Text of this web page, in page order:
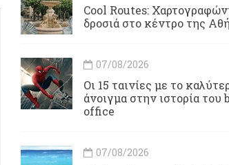
Cool Routes:
δροσιά στο κέντρο της
07/08/2026
Οι 15 ταινίες με το
άνοιγμα στην ιστορία του
office
07/08/2026